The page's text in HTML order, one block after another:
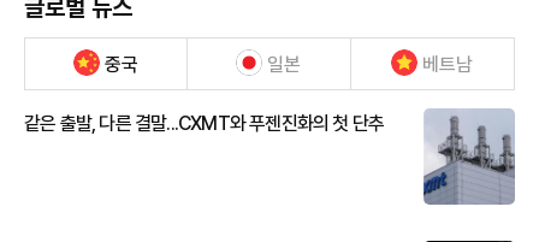
글로벌 뉴스
중국 일본 베트남
같은 출발, 다른 결말...CXMT와 푸젠진화의 첫 단추